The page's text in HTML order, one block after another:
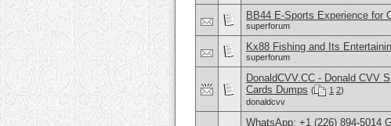
BB44 E-Sports Experience for
superforum
Kx88 Fishing and Its
superforum
DonaldCVV.CC - Donald CVV
Cards Dumps ( 1 2)
donaldcvv
WhatsApp: +1 (226) 894-5014​